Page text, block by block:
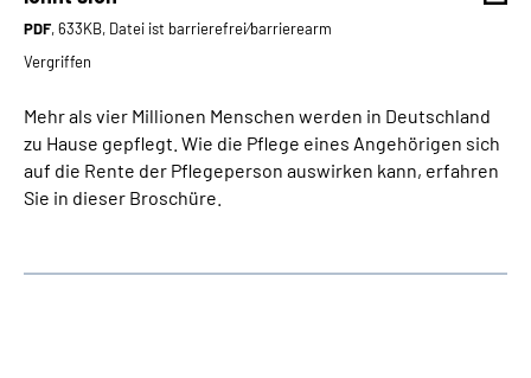
PDF, 633KB, Datei ist barrierefrei⁄barrierearm
Vergriffen
Mehr als vier Millionen Menschen werden in Deutschland
zu Hause gepflegt. Wie die Pflege eines Angehörigen sich
auf die Rente der Pflegeperson auswirken kann, erfahren
Sie in dieser Broschüre.